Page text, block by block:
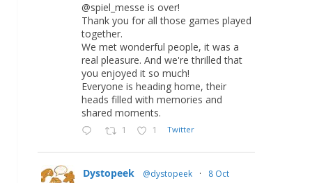
@spiel_messe is over!
Thank you for all those games played
together.
We met wonderful people, it was a
real pleasure. And we're thrilled that
you enjoyed it so much!
Everyone is heading home, their
heads filled with memories and
shared moments.
1 1 Twitter
Dystopeek @dystopeek · 8 Oct